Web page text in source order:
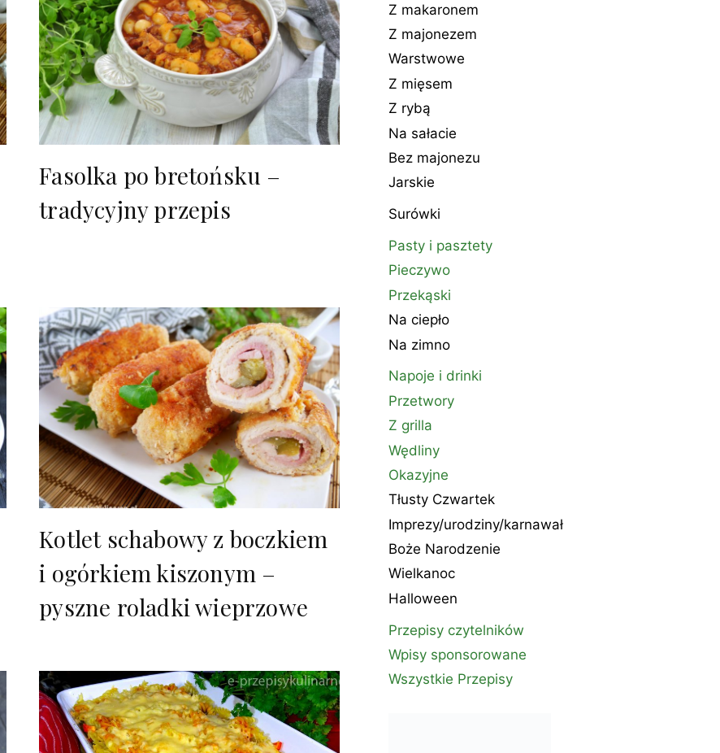
Fasolka po bretońsku –
tradycyjny przepis
Kotlet schabowy z boczkiem
i ogórkiem kiszonym –
pyszne roladki wieprzowe
Z makaronem
Z majonezem
Warstwowe
Z mięsem
Z rybą
Na sałacie
Bez majonezu
Jarskie
Surówki
Pasty i pasztety
Pieczywo
Przekąski
Na ciepło
Na zimno
Napoje i drinki
Przetwory
Z grilla
Wędliny
Okazyjne
Tłusty Czwartek
Imprezy/urodziny/karnawał
Boże Narodzenie
Wielkanoc
Halloween
Przepisy czytelników
Wpisy sponsorowane
Wszystkie Przepisy